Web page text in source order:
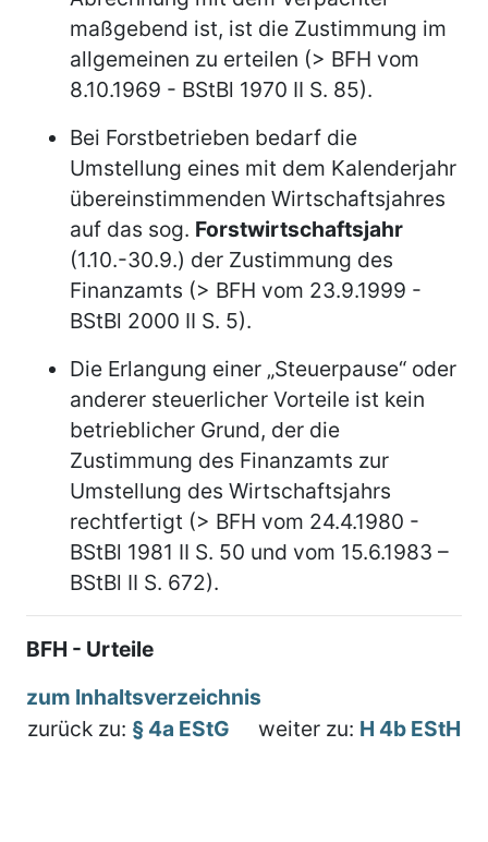
maßgebend ist, ist die Zustimmung im
allgemeinen zu erteilen (> BFH vom
8.10.1969 - BStBl 1970 II S. 85).
Bei Forstbetrieben bedarf die
Umstellung eines mit dem Kalenderjahr
übereinstimmenden Wirtschaftsjahres
auf das sog. Forstwirtschaftsjahr
(1.10.-30.9.) der Zustimmung des
Finanzamts (> BFH vom 23.9.1999 -
BStBl 2000 II S. 5).
Die Erlangung einer „Steuerpause“ oder
anderer steuerlicher Vorteile ist kein
betrieblicher Grund, der die
Zustimmung des Finanzamts zur
Umstellung des Wirtschaftsjahrs
rechtfertigt (> BFH vom 24.4.1980 -
BStBl 1981 II S. 50 und vom 15.6.1983 –
BStBl II S. 672).
BFH - Urteile
zum Inhaltsverzeichnis
zurück zu: § 4a EStG weiter zu: H 4b EStH